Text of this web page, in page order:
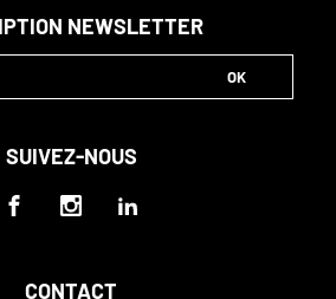
NEWSLETTER
SUIVEZ-NOUS
CONTACT